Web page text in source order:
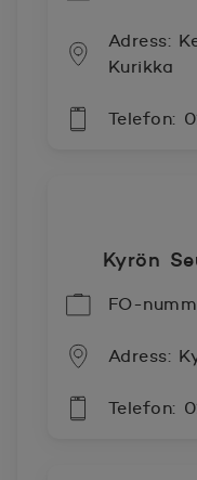
Adress:
Kurikka
Telefon:
Kyrön
FO-
Adress:
Telefon: